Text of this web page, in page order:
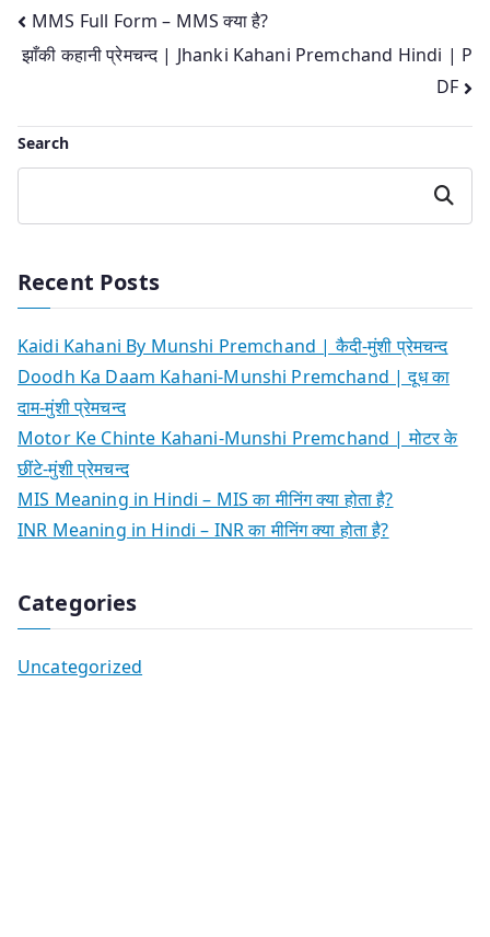
Post
navigation
MMS Full Form – MMS क्या है?
झाँकी कहानी प्रेमचन्द | Jhanki Kahani Premchand Hindi | P
DF
Search
Search
Recent Posts
Kaidi Kahani By Munshi Premchand | कैदी-मुंशी प्रेमचन्द
Doodh Ka Daam Kahani-Munshi Premchand | दूध का
दाम-मुंशी प्रेमचन्द
Motor Ke Chinte Kahani-Munshi Premchand | मोटर के
छींटे-मुंशी प्रेमचन्द
MIS Meaning in Hindi – MIS का मीनिंग क्या होता है?
INR Meaning in Hindi – INR का मीनिंग क्या होता है?
Categories
Uncategorized